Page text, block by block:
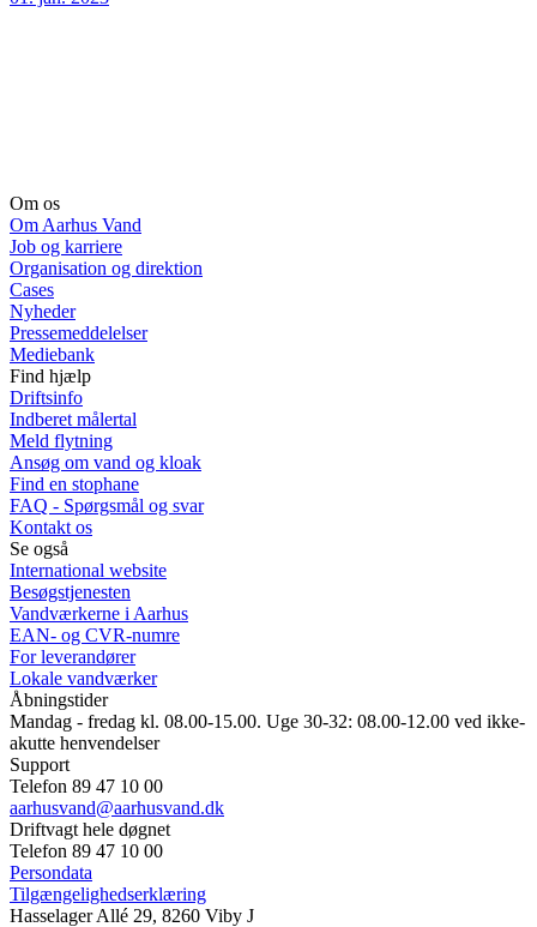
Om os
Om Aarhus Vand
Job og karriere
Organisation og direktion
Cases
Nyheder
Pressemeddelelser
Mediebank
Find hjælp
Driftsinfo
Indberet målertal
Meld flytning
Ansøg om vand og kloak
Find en stophane
FAQ - Spørgsmål og svar
Kontakt os
Se også
International website
Besøgstjenesten
Vandværkerne i Aarhus
EAN- og CVR-numre
For leverandører
Lokale vandværker
Åbningstider
Mandag - fredag kl. 08.00-15.00. Uge 30-32: 08.00-12.00 ved ikke-
akutte henvendelser
Support
Telefon 89 47 10 00
aarhusvand@aarhusvand.dk
Driftvagt hele døgnet
Telefon 89 47 10 00
Persondata
Tilgængelighedserklæring
Hasselager Allé 29, 8260 Viby J